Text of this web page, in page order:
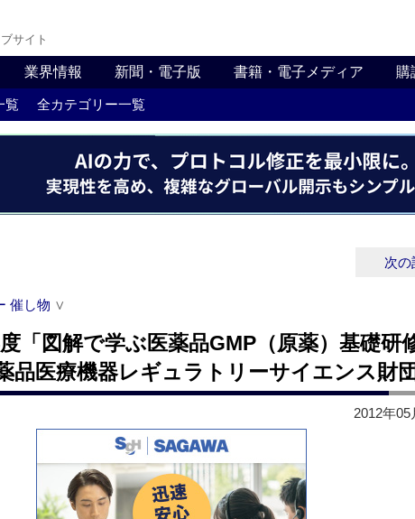
サイト
業界情報 新聞・電子版 書籍・電子メディア 購
覧 全カテゴリー一覧
次の
催し物 ∨
「図解で学ぶ医薬品GMP（原薬）基礎研
医療機器レギュラトリーサイエンス財団
2012年05